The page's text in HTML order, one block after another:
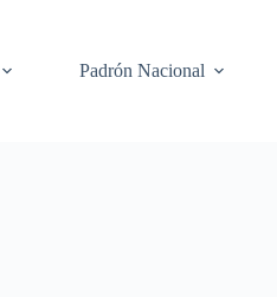
Padrón Nacional